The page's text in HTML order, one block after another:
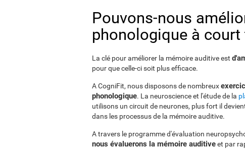
Pouvons-nous
phonologique à court
La clé pour améliorer la mémoire auditive est
pour que celle-ci soit plus efficace.
A CogniFit, nous disposons de nombreux
phonologique. La neuroscience et l'étude de la
utilisons un circuit de neurones, plus fort il
dans les processus de la mémoire auditive.
A travers le programme d'évaluation
nous évaluerons la mémoire auditiveet par